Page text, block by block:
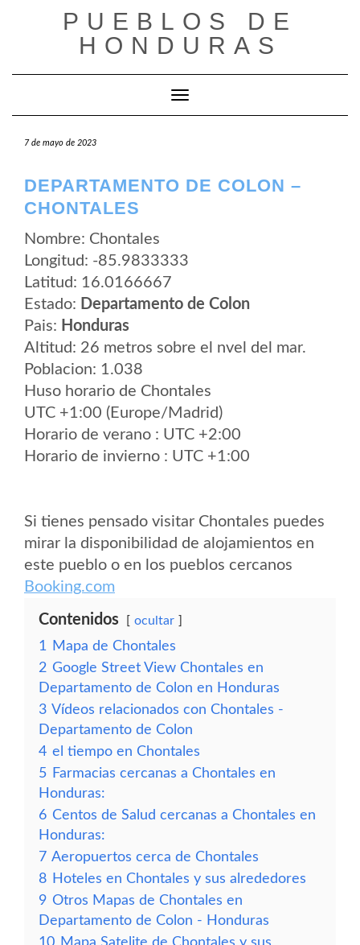
PUEBLOS DE
HONDURAS
Cambiar modo de navegación
7 de mayo de 2023
DEPARTAMENTO DE COLON –
CHONTALES
Nombre: Chontales
Longitud: -85.9833333
Latitud: 16.0166667
Estado: Departamento de Colon
Pais: Honduras
Altitud: 26 metros sobre el nvel del mar.
Poblacion: 1.038
Huso horario de Chontales
UTC +1:00 (Europe/Madrid)
Horario de verano : UTC +2:00
Horario de invierno : UTC +1:00
Si tienes pensado visitar Chontales puedes
mirar la disponibilidad de alojamientos en
este pueblo o en los pueblos cercanos
Booking.com
Contenidos ocultar
1
Mapa de Chontales
2 Google Street View Chontales en
Departamento de Colon en Honduras
3 Vídeos relacionados con Chontales -
Departamento de Colon
4 el tiempo en Chontales
5 Farmacias cercanas a Chontales en
Honduras:
6 Centos de Salud cercanas a Chontales en
Honduras:
7 Aeropuertos cerca de Chontales
8 Hoteles en Chontales y sus alrededores
9 Otros Mapas de Chontales en
Departamento de Colon - Honduras
10 Mapa Satelite de Chontales y sus